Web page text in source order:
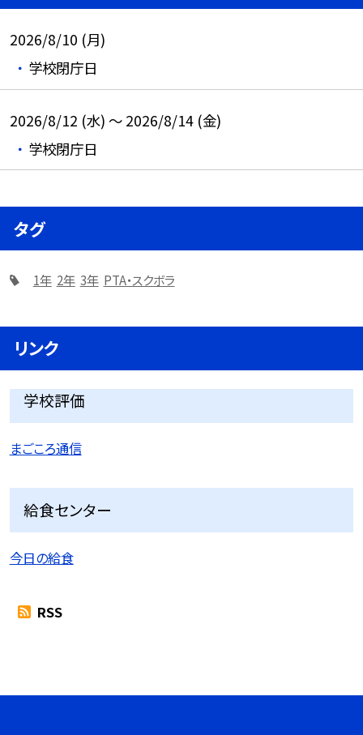
2026/8/10 (月)
学校閉庁日
2026/8/12 (水) ～ 2026/8/14 (金)
学校閉庁日
タグ
1年 2年 3年 PTA・スクボラ
リンク
学校評価
まごころ通信
給食センター
今日の給食
RSS